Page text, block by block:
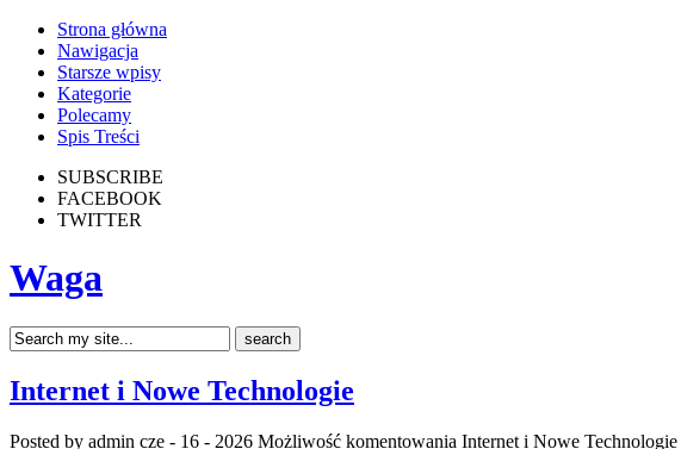
Strona główna
Nawigacja
Starsze wpisy
Kategorie
Polecamy
Spis Treści
SUBSCRIBE
FACEBOOK
TWITTER
Waga
Internet i Nowe Technologie
Posted by admin cze - 16 - 2026 Możliwość komentowania Internet i Nowe Technologie